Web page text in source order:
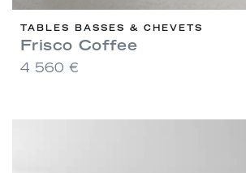
TABLES BASSES & CHEVETS
Frisco Coffee
4 560 €